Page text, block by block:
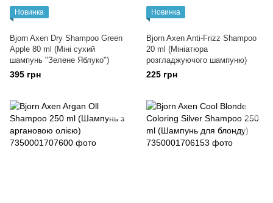
Новинка
Bjorn Axen Dry Shampoo Green
Apple 80 ml (Міні сухий
шампунь "Зелене Яблуко")
395 грн
Новинка
Bjorn Axen Anti-Frizz Shampoo
20 ml (Мініатюра
розгладжуючого шампуню)
225 грн